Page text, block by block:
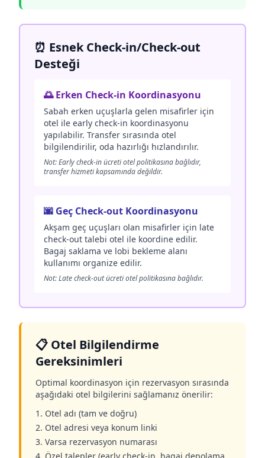
⏰ Esnek Check-in/Check-out
Desteği
🌅 Erken Check-in Koordinasyonu
Sabah erken uçuşlarla gelen misafirler için
otel ile early check-in koordinasyonu
yapılabilir. Transfer sırasında otel
bilgilendirilir, oda hazırlığı hızlandırılır.
Not: Early check-in ücreti otel politikasına bağlıdır,
transfer hizmeti kapsamında değildir.
🌆 Geç Check-out Koordinasyonu
Akşam geç uçuşları olan misafirler için late
check-out talebi otel ile koordine edilir.
Bagaj saklama ve lobi bekleme alanı
kullanımı organize edilir.
Not: Late check-out ücreti otel politikasına bağlıdır.
📋 Otel Bilgilendirme
Gereksinimleri
Optimal koordinasyon için rezervasyon sırasında
aşağıdaki otel bilgilerini sağlamanız önerilir:
1. Otel adı (tam ve doğru)
2. Otel adresi veya konum linki
3. Varsa rezervasyon numarası